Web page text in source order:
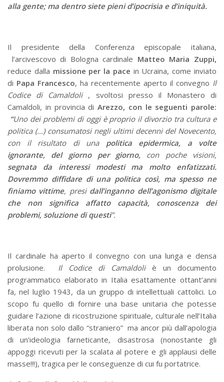
alla gente; ma dentro siete pieni d’ipocrisia e d’iniquità.
Il presidente della Conferenza episcopale italiana,
l’arcivescovo di Bologna cardinale Matteo Maria Zuppi,
reduce dalla missione per la pace in Ucraina, come inviato
di Papa Francesco, ha recentemente aperto il convegno Il
Codice di Camaldoli, svoltosi presso il Monastero di
Camaldoli, in provincia di Arezzo, con le seguenti parole:
“Uno dei problemi di oggi è proprio il divorzio tra cultura e
politica (…) consumatosi negli ultimi decenni del Novecento,
con il risultato di una politica epidermica, a volte
ignorante, del giorno per giorno, con poche visioni,
segnata da interessi modesti ma molto enfatizzati.
Dovremmo diffidare di una politica così, ma spesso ne
finiamo vittime, presi dall’inganno dell’agonismo digitale
che non significa affatto capacità, conoscenza dei
problemi, soluzione di questi”.
Il cardinale ha aperto il convegno con una lunga e densa
prolusione. Il Codice di Camaldoliè un documento
programmatico elaborato in Italia esattamente ottant’anni
fa, nel luglio 1943, da un gruppo di intellettuali cattolici. Lo
scopo fu quello di fornire una base unitaria che potesse
guidare l’azione di ricostruzione spirituale, culturale nell’Italia
liberata non solo dallo “straniero” ma ancor più dall’apologia
di un’ideologia farneticante, disastrosa (nonostante gli
appoggi ricevuti per la scalata al potere e gli applausi delle
masse!!!), tragica per le conseguenze di cui fu portatrice.